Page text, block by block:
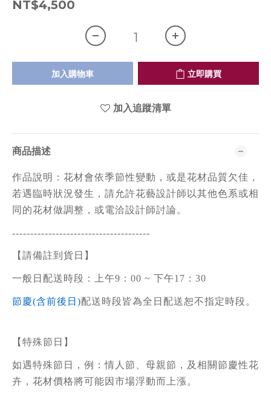
NT$4,500
加入購物車 立即購買
加入追蹤清單
商品描述
作品說明：花材會依季節性變動，或是花材品質欠佳，
若遇臨時狀況發生， 請允許花藝設計師以其他色系或相
同的花材做調整，或電洽設計師討論。
--------------------------------------
【請備註到貨日】
一般日配送時段：上午9：00 ~ 下午17：30
節慶(含前後日)配送時段皆為全日配送恕不指定時段。
【特殊節日】
如遇特殊節日，例：情人節、母親節，及相關節慶性花
卉，花材價格將可能因市場浮動而上漲。